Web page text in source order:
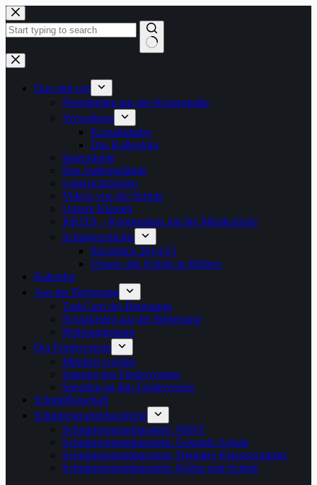
Zum
Inhalt
springen
Keine
Ergebnisse
Das sind wir
Neuigkeiten aus der Kruppstraße
Verwaltung
Kontaktdaten
Das Kollegium
Innenräume
Das Außengelände
Unterrichtszeiten
Videos von der Schule
Unsere Klassen
JeKITS – Kooperation mit der Musikschule
Schulgeschichte
Rückblick 2014/15
Unsere alte Schule in Bildern
Kalender
Aus der Betreuung
TaskCard der Betreuung
Neuigkeiten aus der Betreuung
Betreuungsteam
Der Förderverein
Mitglied werden
Satzung des Fördervereins
Spenden an den Förderverein
Schulpflegschaft
Schulprogrammbausteine
Schulprogrammbaustein: MINT
Schulprogrammbaustein: Gesunde Schule
Schulprogrammbaustein: Digitales Klassenzimmer
Schulprogrammbaustein: Kultur und Schule